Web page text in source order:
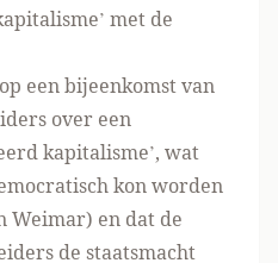
met de
een bijeenkomst van
over een
kapitalisme’, wat
kon worden
Weimar) en dat de
de staatsmacht